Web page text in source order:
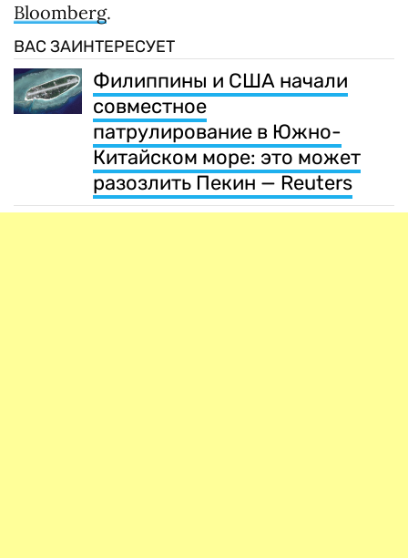
Bloomberg.
ВАС ЗАИНТЕРЕСУЕТ
Филиппины и США начали
совместное
патрулирование в Южно-
Китайском море: это может
разозлить Пекин — Reuters